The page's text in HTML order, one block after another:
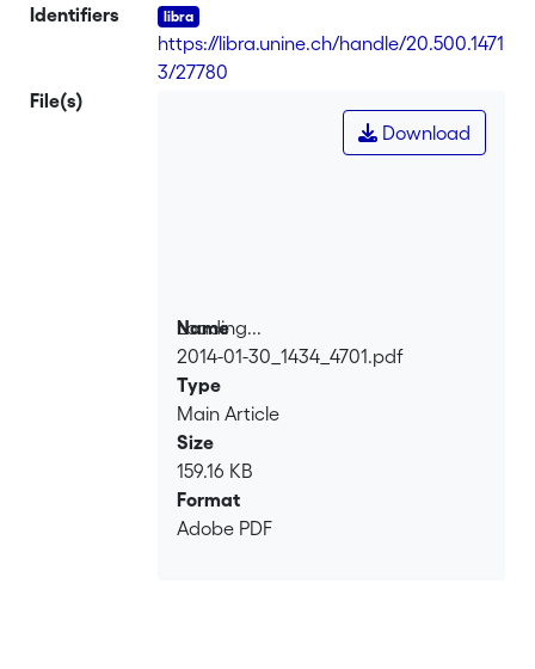
Identifiers
https://libra.unine.ch/handle/20.500.1471
3/27780
File(s)
Loading...
Loading...
Download
Name
2014-01-30_1434_4701.pdf
Type
Main Article
Size
159.16 KB
Format
Adobe PDF